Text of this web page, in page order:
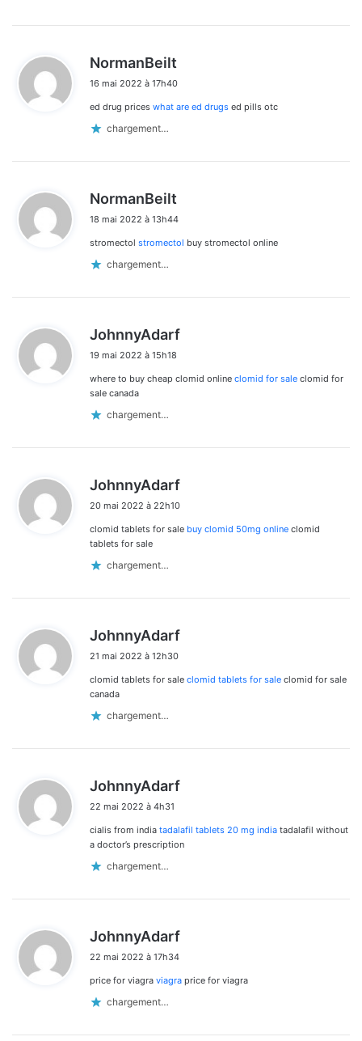
NormanBeilt
16 mai 2022 à 17h40
ed drug prices what are ed drugs ed pills otc
chargement…
NormanBeilt
t
18 mai 2022 à 13h44
stromectol stromectol buy stromectol online
chargement…
JohnnyAdarf
19 mai 2022 à 15h18
where to buy cheap clomid online clomid for sale clomid for
sale canada
chargement…
JohnnyAdarf
20 mai 2022 à 22h10
clomid tablets for sale buy clomid 50mg online clomid
tablets for sale
chargement…
JohnnyAdarf
21 mai 2022 à 12h30
clomid tablets for sale clomid tablets for sale clomid for sale
canada
chargement…
JohnnyAdarf
:
22 mai 2022 à 4h31
cialis from india tadalafil tablets 20 mg india tadalafil without
a doctor’s prescription
chargement…
JohnnyAdarf
22 mai 2022 à 17h34
price for viagra viagra price for viagra
chargement…